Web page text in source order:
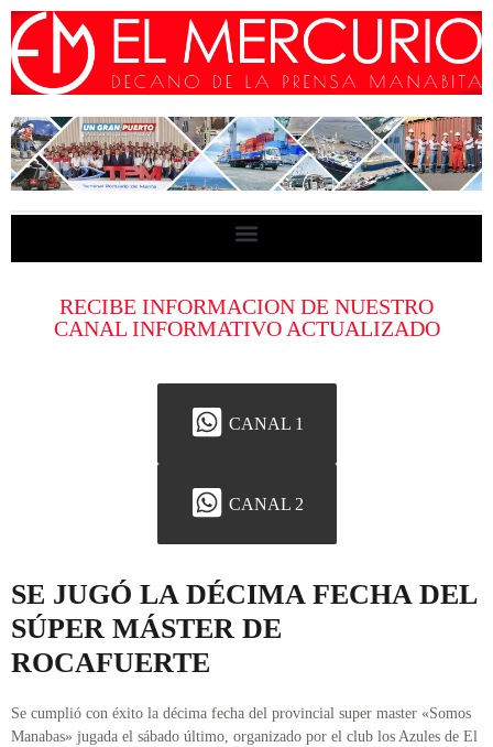
RECIBE INFORMACION DE NUESTRO
CANAL INFORMATIVO ACTUALIZADO
CANAL 1
CANAL 2
SE JUGÓ LA DÉCIMA FECHA DEL
SÚPER MÁSTER DE
ROCAFUERTE
Se cumplió con éxito la décima fecha del provincial super master «Somos
Manabas» jugada el sábado último, organizado por el club los Azules de El